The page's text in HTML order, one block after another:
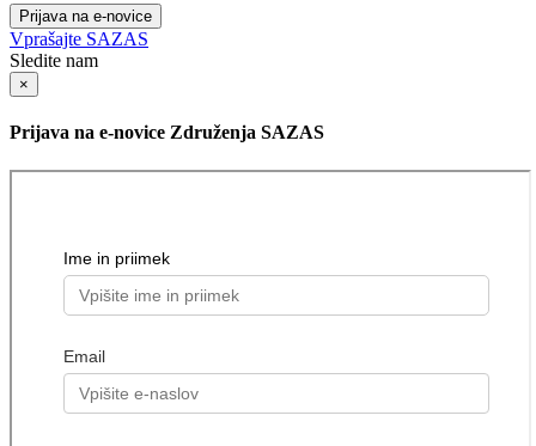
Prijava na e-novice
Vprašajte SAZAS
Sledite nam
×
Prijava na e-novice Združenja SAZAS